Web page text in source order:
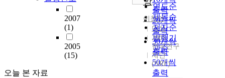
2007
(1)
2005
(15)
오늘 본 자료
연도순
제목순
저자순
발행기
관순
출력
20개씩
출력
30개씩
출력
50개씩
출력
이창언
미상
2005
한국연구
재단
(NRF)